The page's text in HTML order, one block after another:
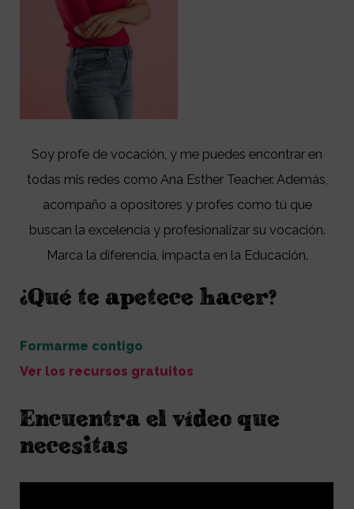
Soy profe de vocación, y me puedes encontrar en
todas mis redes como Ana Esther Teacher. Además,
acompaño a opositores y profes como tú que
buscan la excelencia y profesionalizar su vocación.
Marca la diferencia, impacta en la Educación.
¿Qué te apetece hacer?
Formarme contigo
Ver los recursos gratuitos
Encuentra el vídeo que
necesitas